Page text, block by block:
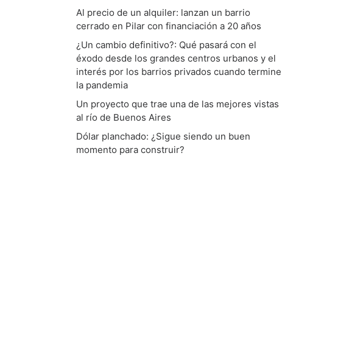
Al precio de un alquiler: lanzan un barrio
cerrado en Pilar con financiación a 20 años
¿Un cambio definitivo?: Qué pasará con el
éxodo desde los grandes centros urbanos y el
interés por los barrios privados cuando termine
la pandemia
Un proyecto que trae una de las mejores vistas
al río de Buenos Aires
Dólar planchado: ¿Sigue siendo un buen
momento para construir?